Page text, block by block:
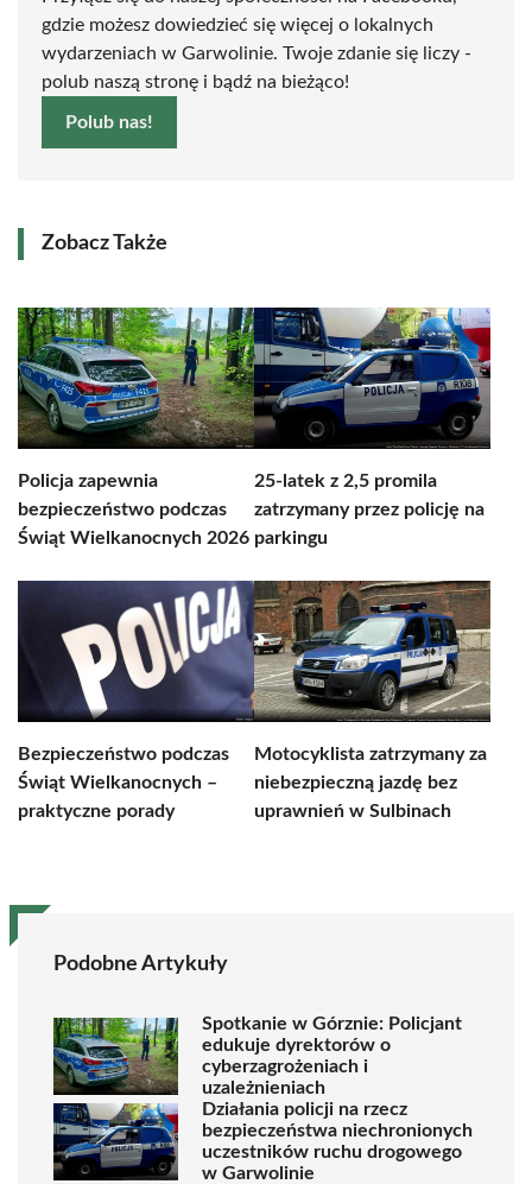
gdzie możesz dowiedzieć się więcej o lokalnych
wydarzeniach w Garwolinie. Twoje zdanie się liczy -
polub naszą stronę i bądź na bieżąco!
Polub nas!
Zobacz Także
Policja zapewnia
bezpieczeństwo podczas
Świąt Wielkanocnych 2026
25-latek z 2,5 promila
zatrzymany przez policję na
parkingu
Bezpieczeństwo podczas
Świąt Wielkanocnych –
praktyczne porady
Motocyklista zatrzymany za
niebezpieczną jazdę bez
uprawnień w Sulbinach
Podobne Artykuły
Spotkanie w Górznie: Policjant
edukuje dyrektorów o
cyberzagrożeniach i
uzależnieniach
Działania policji na rzecz
bezpieczeństwa niechronionych
uczestników ruchu drogowego
w Garwolinie